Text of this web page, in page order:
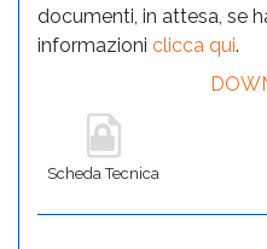
documenti, in attesa, se
informazioni clicca qui.
Scheda Tecnica